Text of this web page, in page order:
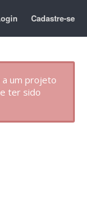
Cadastre-se
um projeto
ter sido